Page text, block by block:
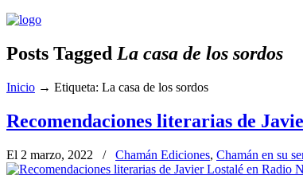
Posts Tagged La casa de los sordos
Inicio → Etiqueta: La casa de los sordos
Recomendaciones literarias de
El 2 marzo, 2022 / Chamán Ediciones, Chamán en su